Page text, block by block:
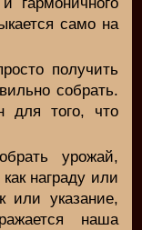
само на
получить
собрать.
для того, что
урожай,
награду или
или указание,
наша